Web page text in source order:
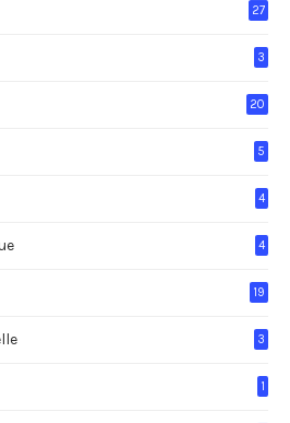
27
3
20
5
4
4
19
3
1